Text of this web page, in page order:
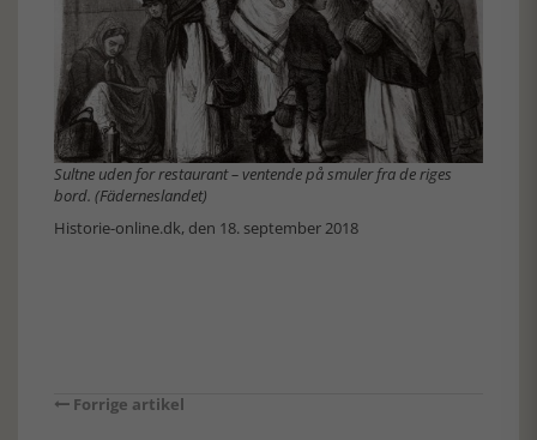
Sultne uden for restaurant – ventende på smuler fra de riges
bord. (Fäderneslandet)
Historie-online.dk, den 18. september 2018
Forrige artikel